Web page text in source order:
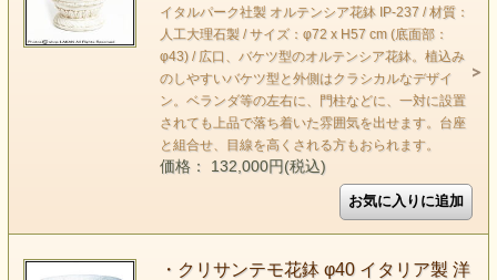
イタルパーク社製 オルテンシア花鉢 IP-237 / 材質：
人工大理石製 / サイズ：φ72 x H57 cm (底面部：
φ43) / 広口、バケツ型のオルテンシア花鉢。植込み
のしやすいバケツ型と外側はクラシカルなデザイ
ン。ベランダ等の左右に、門柱などに、一対に設置
されても上品で落ち着いた雰囲気を出せます。台座
と組合せ、目線を高くされる方もおられます。
価格： 132,000円(税込)
・クリサンテモ花鉢 φ40 イタリア製 洋